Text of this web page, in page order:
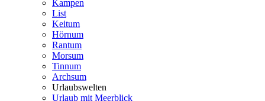
Kampen
List
Keitum
Hörnum
Rantum
Morsum
Tinnum
Archsum
Urlaubswelten
Urlaub mit Meerblick